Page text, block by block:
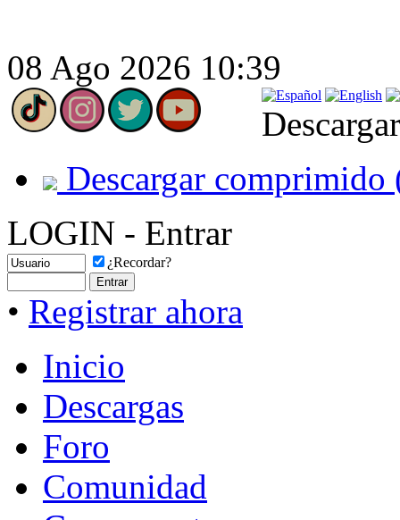
08 Ago 2026 10:39
Descargar comprimido
LOGIN - Entrar
¿Recordar?
• Registrar ahora
Inicio
Descargas
Foro
Comunidad